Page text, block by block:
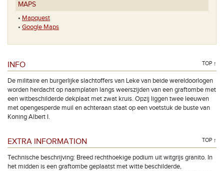
MAPS
• Mapquest
• Google Maps
INFO TOP ↑
De militaire en burgerlijke slachtoffers van Leke van beide wereldoorlogen
worden herdacht op naamplaten langs weerszijden van een graftombe met
een witbeschilderde dekplaat met zwat kruis. Opzij liggen twee leeuwen
met opengesperde muil en achteraan staat op een voetstuk de buste van
Koning Albert I.
EXTRA INFORMATION TOP ↑
Technische beschrijving: Breed rechthoekige podium uit witgrijs granito. In
het midden is een graftombe geplaatst met witte beschilderde,